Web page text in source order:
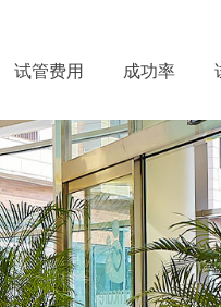
试管费用 成功率